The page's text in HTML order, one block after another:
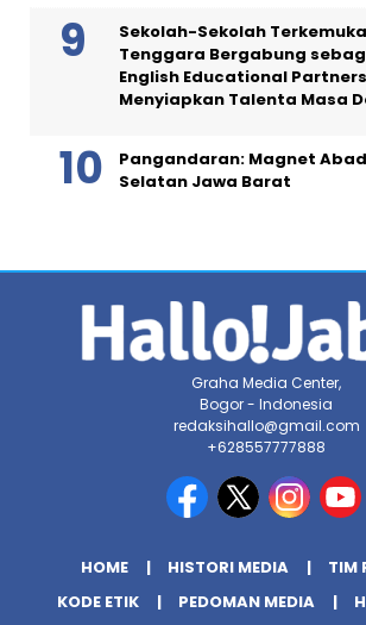
Sekolah-Sekolah
Tenggara Bergabung
English Educational
Menyiapkan Talenta Masa
Pangandaran: Magnet
Selatan Jawa Barat
Graha Media Center,
Bogor - Indonesia
redaksihallo@gmail.com
+628557777888
HOME HISTORI MEDIA
TIM
KODE ETIK
PEDOMAN MEDIA